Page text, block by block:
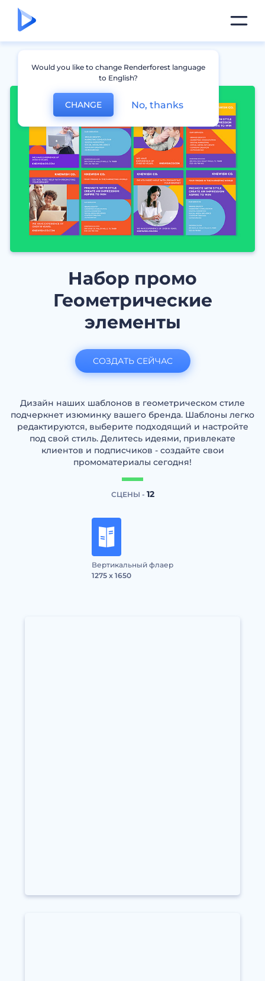
Набор промо
Геометрические
элементы
Дизайн наших шаблонов в геометрическом стиле
подчеркнет изюминку вашего бренда. Шаблоны легко
редактируются, выберите подходящий и настройте
под свой стиль. Делитесь идеями, привлекате
клиентов и подписчиков - создайте свои
промоматериалы сегодня!
СЦЕНЫ - 12
Вертикальный флаер
1275 x 1650
СОЗДАТЬ СЕЙЧАС
Would you like to change Renderforest language
to English?
CHANGE No, thanks